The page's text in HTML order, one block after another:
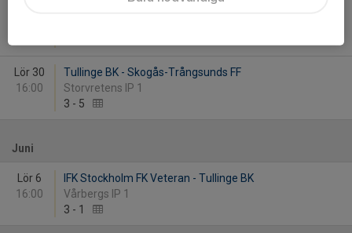
Lör 30
16:00
Tullinge BK - Skogås-Trångsunds FF
Storvretens IP 1
3 - 5
Juni
Lör 6
16:00
IFK Stockholm FK Veteran - Tullinge BK
Vårbergs IP 1
3 - 1